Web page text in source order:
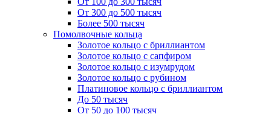
От 300 до 500 тысяч
Более 500 тысяч
Помолвочные кольца
Золотое кольцо с бриллиантом
Золотое кольцо с сапфиром
Золотое кольцо с изумрудом
Золотое кольцо с рубином
Платиновое кольцо с бриллиантом
До 50 тысяч
От 50 до 100 тысяч